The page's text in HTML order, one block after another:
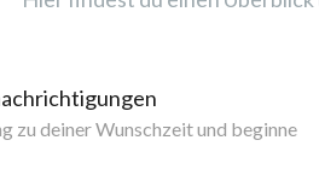
zu deiner Wunschzeit und beginne